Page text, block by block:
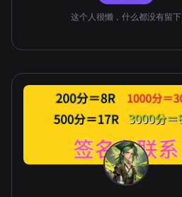
这个人很懒，什么都没有留下